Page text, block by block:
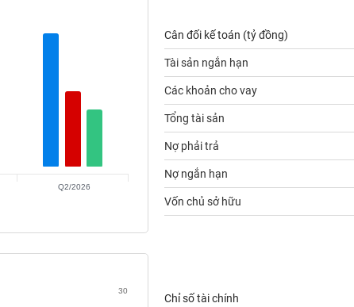
Q2/2026
Cân đối kế toán (tỷ đồng)
Tài sản ngắn hạn
Các khoản cho vay
Tổng tài sản
Nợ phải trả
Nợ ngắn hạn
Vốn chủ sở hữu
30
Chỉ số tài chính